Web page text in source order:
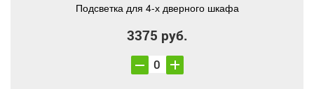
Подсветка для 4-х дверного шкафа
3375 руб.